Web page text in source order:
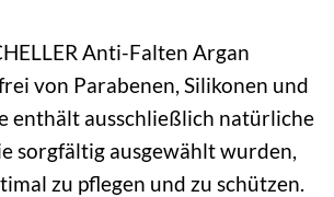
Anti-Falten Argan
von Parabenen, Silikonen und
enthält ausschließlich natürliche
sorgfältig ausgewählt wurden,
zu pflegen und zu schützen.